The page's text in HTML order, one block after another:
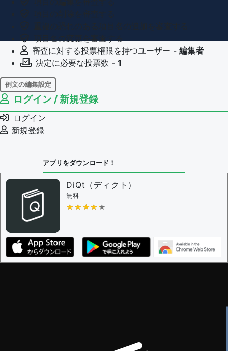
審査に対する投票権限を持つユーザー - 編集者
決定に必要な投票数 - 1
例文の編集設定
例文の編集権限を持つユーザー -
例文の削除を審査する
審査に対する投票権限を持つユーザー -
決定に必要な投票数 -
問題の編集権限を持つユーザー -すべてのユーザー
審査に対する投票権限を持つユーザー -
決定に必要な投票数 -
編集ガイドライン
ログイン / 新規登録
ログイン
新規登録
アプリをダウンロード！
DiQt（ディクト）
無料
★★★★★
★★★★★